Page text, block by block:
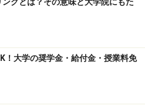
グとは？その意味と大学院にもた
！大学の奨学金・給付金・授業料免